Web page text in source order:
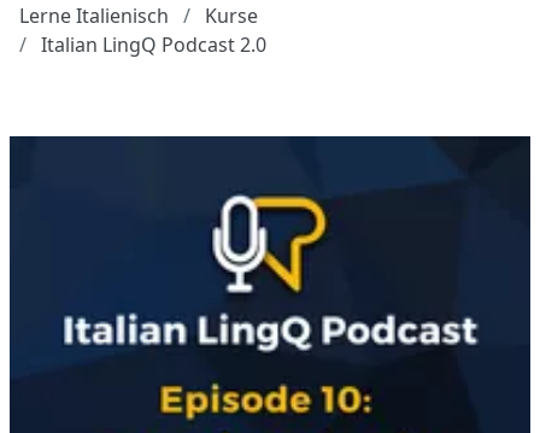
Lerne Italienisch
Kurse
Italian LingQ Podcast 2.0